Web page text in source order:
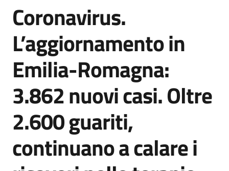
comunicato
Risorse
Agenzia
di
informazione
comunicazione
Salta al contenuto
Coronavirus.
L’aggiornamento in
Emilia-Romagna:
3.862 nuovi casi. Oltre
2.600 guariti,
continuano a calare i